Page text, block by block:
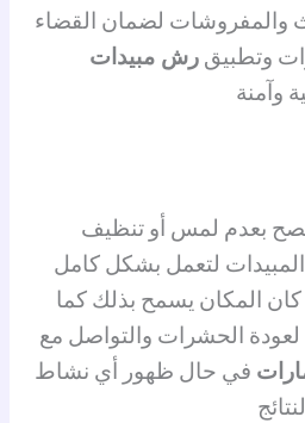
والمفروشات لضمان القضاء
وتطبيقرش مبيدات
وآمنة
بعدم لمس أو تنظيف
لتعمل بشكل كامل
كان المكان يسمح بذلك كما
الحشرات والتواصل مع
في حال ظهور أي نشاط